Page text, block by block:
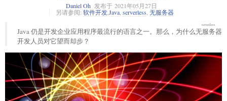
Daniel Oh 发布于 2021年05月27日
另请参阅: 软件开发Java serverless 无服务器
Java 仍是开发企业应用程序最流行的语言之一。那么，为什么无服务器
serverless
开发人员对它望而却步？